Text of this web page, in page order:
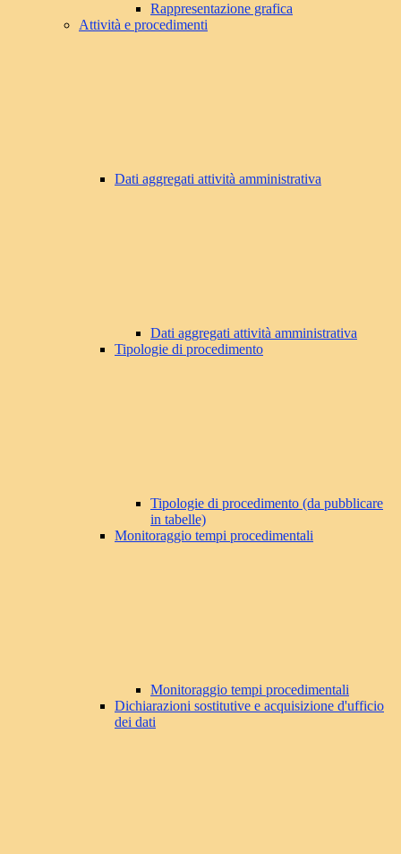
Rappresentazione grafica
Attività e procedimenti
Dati aggregati attività amministrativa
Dati aggregati attività amministrativa
Tipologie di procedimento
Tipologie di procedimento (da pubblicare
in tabelle)
Monitoraggio tempi procedimentali
Monitoraggio tempi procedimentali
Dichiarazioni sostitutive e acquisizione d'ufficio
dei dati